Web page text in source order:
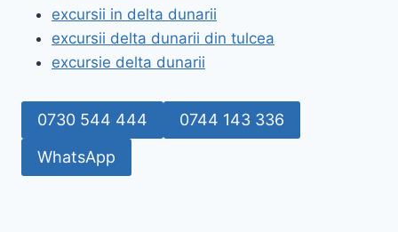
excursii in delta dunarii
excursii delta dunarii din tulcea
excursie delta dunarii
0730 544 444 0744 143 336
WhatsApp